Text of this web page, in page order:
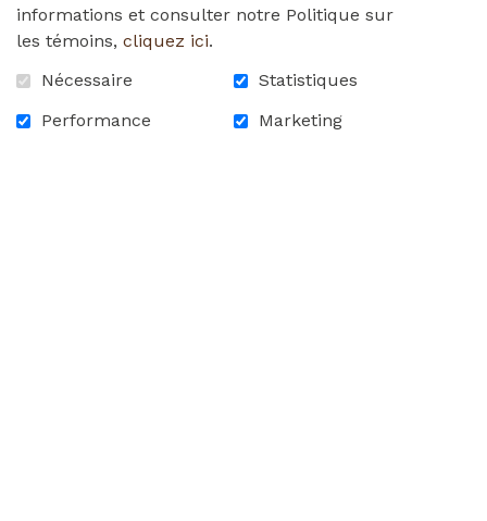
june_23rd__2021.pdf
informations et consulter notre Politique sur
les témoins, cliquez ici.
Nécessaire
Statistiques
Performance
Marketing